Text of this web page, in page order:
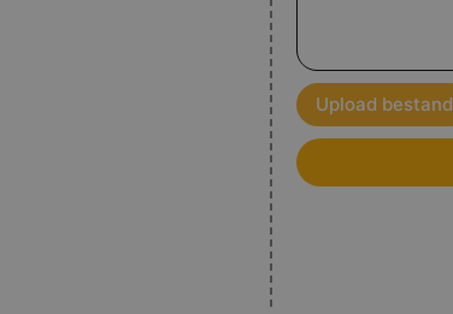
Upload bestand